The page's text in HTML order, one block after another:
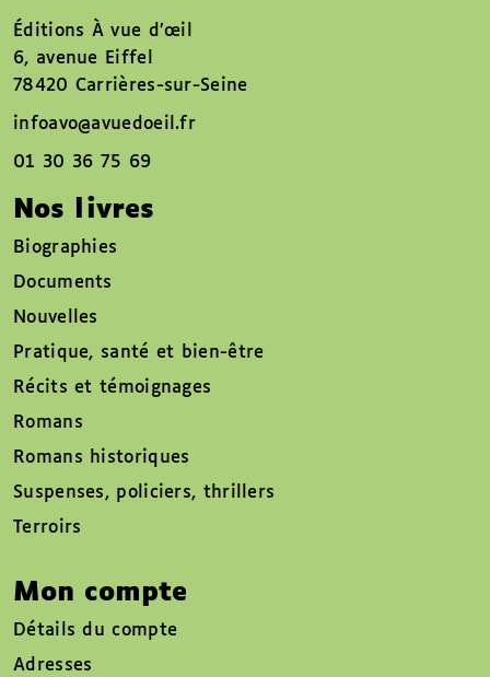
Éditions À vue d’œil
6, avenue Eiffel
78420 Carrières-sur-Seine
infoavo@avuedoeil.fr
01 30 36 75 69
Nos livres
Biographies
Documents
Nouvelles
Pratique, santé et bien-être
Récits et témoignages
Romans
Romans historiques
Suspenses, policiers, thrillers
Terroirs
Mon compte
Détails du compte
Adresses